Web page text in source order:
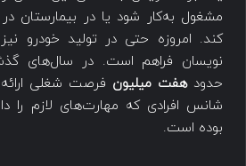
مشغول به‌کار شود یا در بیمارستان
کند. امروزه حتی در تولید خودرو
نویسان فراهم است. در سال‌های
حدودهفت میلیون فرصت شغلی
بوده است.